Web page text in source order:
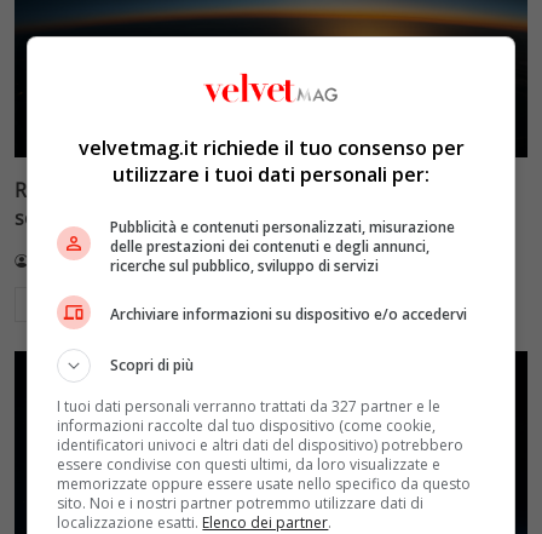
Reflect Orbital: gli specchi spaziali che promettono il
sole di notte (per 5mila dollari l’ora)
Redazione VelvetMAG 4 Agosto 2026
Leggi di più
velvetmag.it richiede il tuo consenso per
utilizzare i tuoi dati personali per:
Pubblicità e contenuti personalizzati, misurazione
delle prestazioni dei contenuti e degli annunci,
ricerche sul pubblico, sviluppo di servizi
Archiviare informazioni su dispositivo e/o accedervi
Scopri di più
I tuoi dati personali verranno trattati da 327 partner e le
informazioni raccolte dal tuo dispositivo (come cookie,
identificatori univoci e altri dati del dispositivo) potrebbero
essere condivise con questi ultimi, da loro visualizzate e
memorizzate oppure essere usate nello specifico da questo
sito. Noi e i nostri partner potremmo utilizzare dati di
localizzazione esatti. Elenco dei partner.